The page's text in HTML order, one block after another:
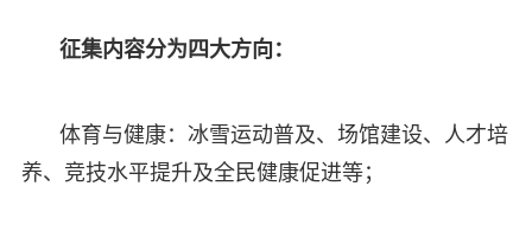
征集内容分为四大方向：
体育与健康：冰雪运动普及、场馆建设、人才培
养、竞技水平提升及全民健康促进等；